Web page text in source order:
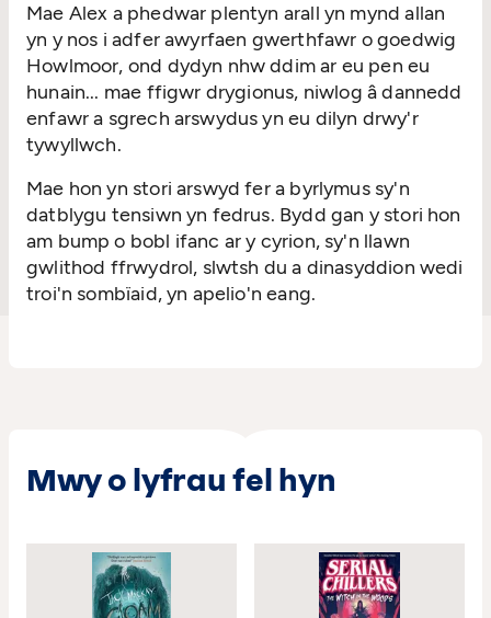
Mae Alex a phedwar plentyn arall yn mynd allan
yn y nos i adfer awyrfaen gwerthfawr o goedwig
Howlmoor, ond dydyn nhw ddim ar eu pen eu
hunain... mae ffigwr drygionus, niwlog â dannedd
enfawr a sgrech arswydus yn eu dilyn drwy'r
tywyllwch.
Mae hon yn stori arswyd fer a byrlymus sy'n
datblygu tensiwn yn fedrus. Bydd gan y stori hon
am bump o bobl ifanc ar y cyrion, sy'n llawn
gwlithod ffrwydrol, slwtsh du a dinasyddion wedi
troi'n sombïaid, yn apelio'n eang.
Mwy o lyfrau fel hyn